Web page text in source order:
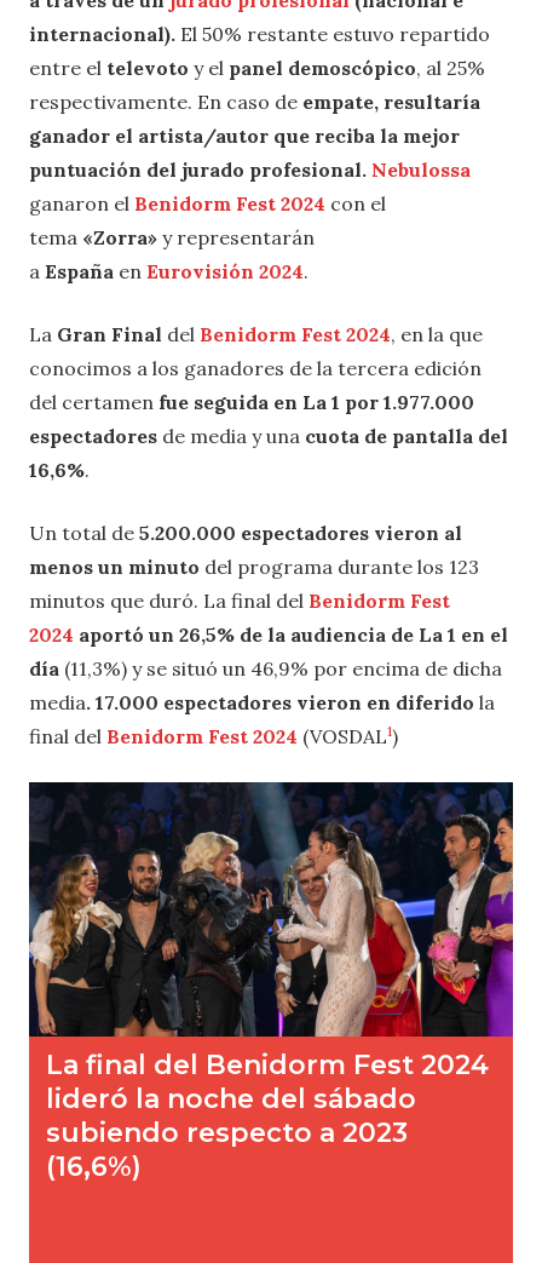
internacional). El 50% restante estuvo repartido
entre el televoto y el panel demoscópico, al 25%
respectivamente. En caso de empate, resultaría
ganador el artista/autor que reciba la mejor
puntuación del jurado profesional. Nebulossa
ganaron el Benidorm Fest 2024 con el
tema «Zorra» y representarán
a España en Eurovisión 2024.
La Gran Final del Benidorm Fest 2024, en la que
conocimos a los ganadores de la tercera edición
del certamen fue seguida en La 1 por 1.977.000
espectadores de media y una cuota de pantalla del
16,6%.
Un total de 5.200.000 espectadores vieron al
menos un minuto del programa durante los 123
minutos que duró. La final del Benidorm Fest
2024 aportó un 26,5% de la audiencia de La 1 en el
día (11,3%) y se situó un 46,9% por encima de dicha
media. 17.000 espectadores vieron en diferido la
final del Benidorm Fest 2024 (VOSDAL1)